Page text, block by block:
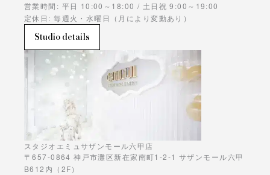
営業時間: 平日 10:00～18:00 / 土日祝 9:00～19:00
定休日: 毎週火・水曜日（月により変動あり）
Studio details
スタジオエミュサザンモール六甲店
〒657-0864 神戸市灘区新在家南町1-2-1 サザンモール六甲
B612内（2F）